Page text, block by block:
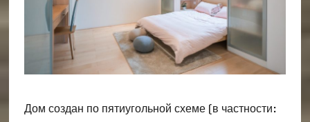
Дом создан по пятиугольной схеме (в частности: